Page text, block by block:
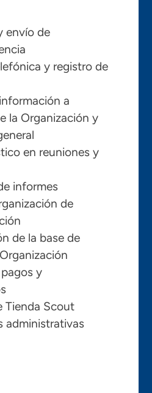
envío de
y registro de
a
la Organización y
en reuniones y
informes
de
de la base de
y
Tienda Scout
administrativas